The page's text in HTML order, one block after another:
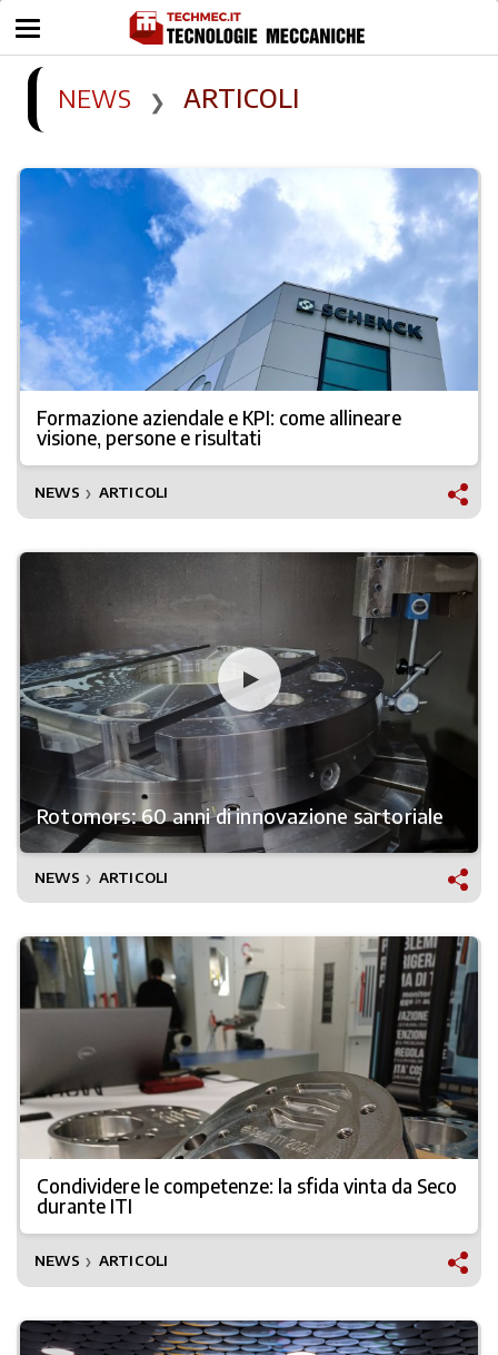
NEWS ❯ ARTICOLI
Formazione aziendale e KPI: come allineare
visione, persone e risultati
NEWS ❯ ARTICOLI
Rotomors: 60 anni di innovazione sartoriale
NEWS ❯ ARTICOLI
Condividere le competenze: la sfida vinta da Seco
durante ITI
NEWS ❯ ARTICOLI